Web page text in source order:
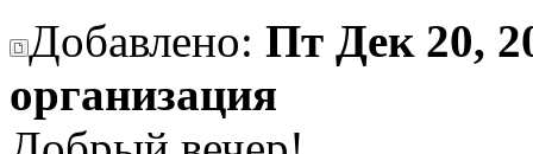
Добавлено: Пт Дек 20,
организация